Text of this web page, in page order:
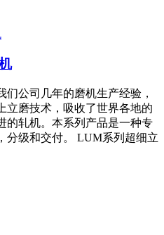
们公司几年的磨机生产经验，
立磨技术，吸收了世界各地的
的轧机。本系列产品是一种专
分级和交付。 LUM系列超细立